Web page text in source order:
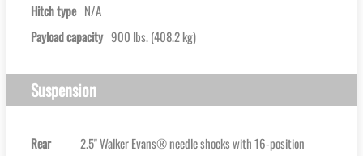
Hitch type N/A
Payload capacity 900 lbs. (408.2 kg)
Suspension
Rear
2.5'' Walker Evans® needle shocks with 16-position